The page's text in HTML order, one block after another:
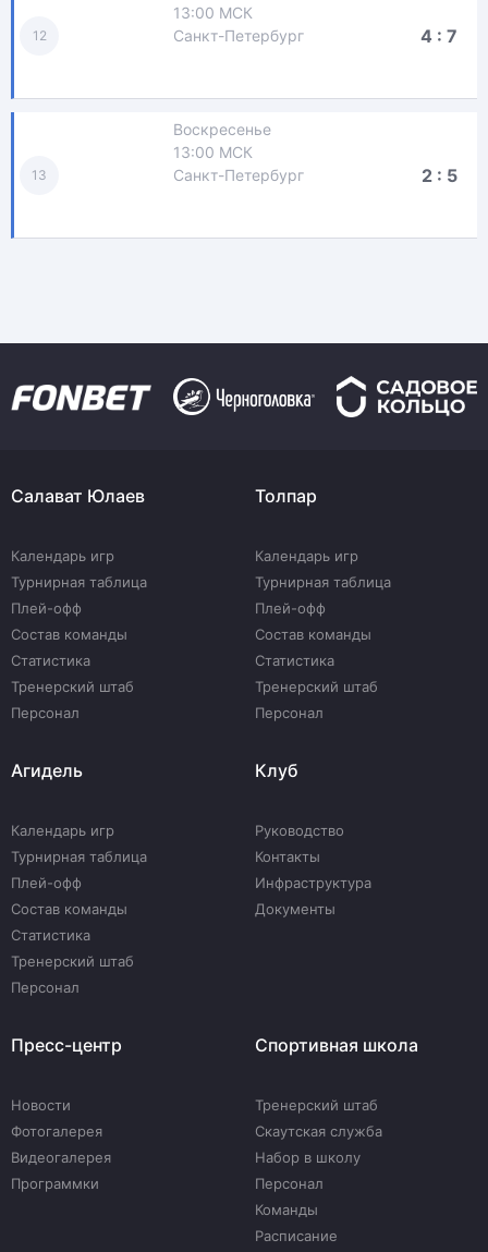
12
13:00 МСК
Санкт-Петербург
4 : 7
13
Воскресенье
13:00 МСК
Санкт-Петербург
2 : 5
Салават Юлаев
Календарь игр
Турнирная таблица
Плей-офф
Состав команды
Статистика
Тренерский штаб
Персонал
Толпар
Календарь игр
Турнирная таблица
Плей-офф
Состав команды
Статистика
Тренерский штаб
Персонал
Агидель
Календарь игр
Турнирная таблица
Плей-офф
Состав команды
Статистика
Тренерский штаб
Персонал
Клуб
Руководство
Контакты
Инфраструктура
Документы
Пресс-центр
Новости
Фотогалерея
Видеогалерея
Программки
Спортивная школа
Тренерский штаб
Скаутская служба
Набор в школу
Персонал
Команды
Расписание